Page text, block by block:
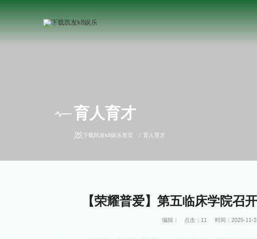
育人育才
下载凯发k8娱乐首页 育人育才
【荣耀普爱】第五临床学院召
编辑： 点击： 11 时间：2025-11-